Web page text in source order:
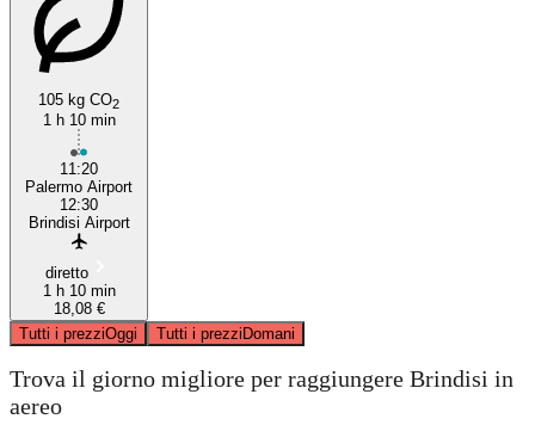
Palermo
105 kg CO2
1 h 10 min
11:20
Palermo Airport
12:30
Brindisi Airport
diretto
1 h 10 min
18,08 €
Tutti i prezziOggi Tutti i prezziDomani
Trova il giorno migliore per raggiungere Brindisi in
aereo